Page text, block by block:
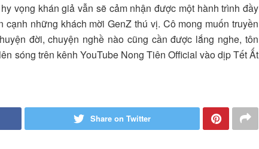
vọng khán giả vẫn sẽ cảm nhận được một hành trình đầy
những khách mời GenZ thú vị. Cô mong muốn truyền
đời, chuyện nghề nào cũng cần được lắng nghe, tôn
sóng trên kênh YouTube Nong Tiên Official vào dịp Tết Ất
Share on Twitter